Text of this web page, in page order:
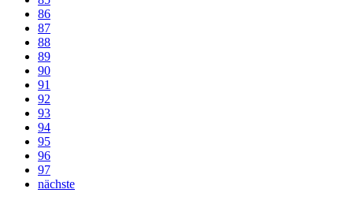
86
87
88
89
90
91
92
93
94
95
96
97
nächste